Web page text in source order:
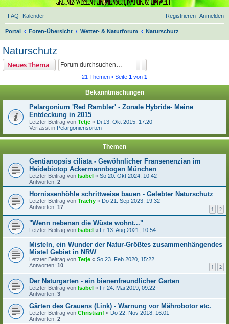
FAQ Kalender Anmelden
Registrieren
Portal Foren-Übersicht Wetter- & Naturforum Naturschutz
Naturschutz
Neues Thema
21 Themen • Seite 1 von 1
Bekanntmachungen
Pelargonium 'Red Rambler' - Zonale Hybride- Meine
Entdeckung in 2015
Letzter Beitrag von Tetje « Di 13. Okt 2015, 17:20
Verfasst in Pelargoniensorten
Themen
Gentianopsis ciliata - Gewöhnlicher Fransenenzian im
Heidebiotop Ackermannbogen München
Letzter Beitrag von Isabel « So 20. Okt 2024, 10:42
Antworten: 2
Hornissenhöhle schrittweise bauen - Gelebter Naturschutz
Letzter Beitrag von Trachy « Do 21. Sep 2023, 19:32
Antworten: 17 1 2
"Wenn nebenan die Wüste wohnt..."
Letzter Beitrag von Isabel « Fr 13. Aug 2021, 10:54
Misteln, ein Wunder der Natur-Größtes zusammenhängendes
Mistel Gebiet in NRW
Letzter Beitrag von Tetje « So 23. Feb 2020, 15:22
Antworten: 10 1 2
Der Naturgarten - ein bienenfreundlicher Garten
Letzter Beitrag von Isabel « Fr 24. Mai 2019, 09:22
Antworten: 3
Gärten des Grauens (Link) - Warnung vor Mährobotor etc.
Letzter Beitrag von Christianf « Do 22. Nov 2018, 16:01
Antworten: 2